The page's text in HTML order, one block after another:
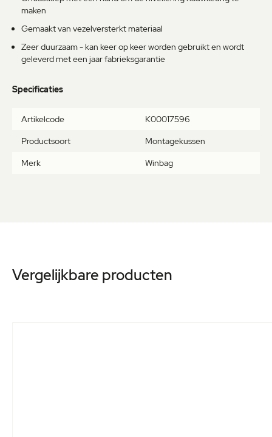
maken
Gemaakt van vezelversterkt materiaal
Zeer duurzaam - kan keer op keer worden gebruikt en wordt
geleverd met een jaar fabrieksgarantie
Specificaties
Meer
Artikelcode
K00017596
Productsoort
Montagekussen
Merk
Winbag
Vergelijkbare producten